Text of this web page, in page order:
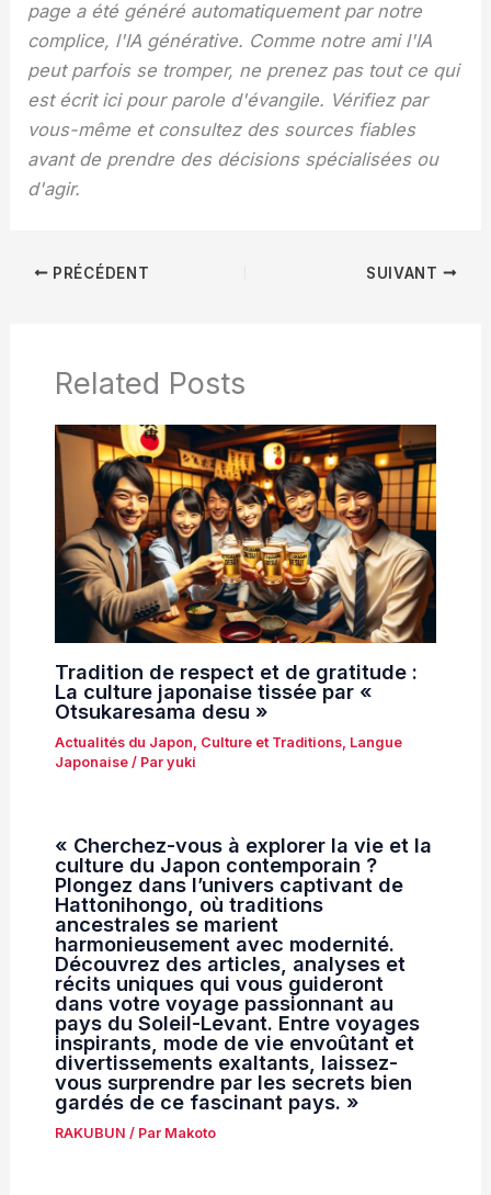
page a été généré automatiquement par notre
complice, l'IA générative. Comme notre ami l'IA
peut parfois se tromper, ne prenez pas tout ce qui
est écrit ici pour parole d'évangile. Vérifiez par
vous-même et consultez des sources fiables
avant de prendre des décisions spécialisées ou
d'agir.
PRÉCÉDENT SUIVANT
Related Posts
Tradition de respect et de gratitude :
La culture japonaise tissée par «
Otsukaresama desu »
Actualités du Japon Culture et Traditions, Langue
Japonaise/ Par yuki
« Cherchez-vous à explorer la vie et la
culture du Japon contemporain ?
Plongez dans l’univers captivant de
Hattonihongo, où traditions
ancestrales se marient
harmonieusement avec modernité.
Découvrez des articles, analyses et
récits uniques qui vous guideront
dans votre voyage passionnant au
pays du Soleil-Levant. Entre voyages
inspirants, mode de vie envoûtant et
divertissements exaltants, laissez-
vous surprendre par les secrets bien
gardés de ce fascinant pays. »
RAKUBUN / Par Makoto